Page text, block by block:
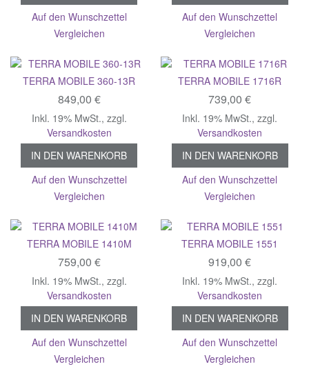
Auf den Wunschzettel
Vergleichen
Auf den Wunschzettel
Vergleichen
TERRA MOBILE 360-13R
849,00 €
Inkl. 19% MwSt., zzgl.
Versandkosten
IN DEN WARENKORB
Auf den Wunschzettel
Vergleichen
TERRA MOBILE 1716R
739,00 €
Inkl. 19% MwSt.,zzgl.
Versandkosten
IN DEN WARENKORB
Auf den Wunschzettel
Vergleichen
TERRA MOBILE 1410M
759,00 €
Inkl. 19% MwSt., zzgl.
Versandkosten
IN DEN WARENKORB
Auf den Wunschzettel
Vergleichen
TERRA MOBILE 1551
919,00 €
Inkl. 19% MwSt.,zzgl.
Versandkosten
IN DEN WARENKORB
Auf den Wunschzettel
Vergleichen